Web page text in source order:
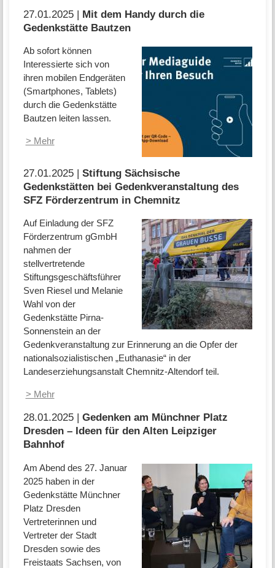
27.01.2025 | Mit dem Handy durch die
Gedenkstätte Bautzen
Ab sofort können
Interessierte sich von
ihren mobilen Endgeräten
(Smartphones, Tablets)
durch die Gedenkstätte
Bautzen leiten lassen.
> Mehr
27.01.2025 | Stiftung Sächsische
Gedenkstätten bei Gedenkveranstaltung des
SFZ Förderzentrum in Chemnitz
Auf Einladung der SFZ
Förderzentrum gGmbH
nahmen der
stellvertretende
Stiftungsgeschäftsführer
Sven Riesel und Melanie
Wahl von der
Gedenkstätte Pirna-
Sonnenstein an der
Gedenkveranstaltung zur Erinnerung an die Opfer der
nationalsozialistischen „Euthanasie“ in der
Landeserziehungsanstalt Chemnitz-Altendorf teil.
> Mehr
28.01.2025 | Gedenken am Münchner Platz
Dresden – Ideen für den Alten Leipziger
Bahnhof
Am Abend des 27. Januar
2025 haben in der
Gedenkstätte Münchner
Platz Dresden
Vertreterinnen und
Vertreter der Stadt
Dresden sowie des
Freistaats Sachsen, von